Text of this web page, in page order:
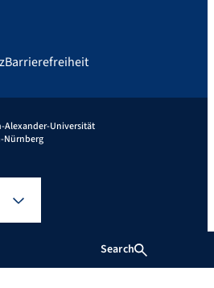
Search
Barrierefreiheit
Alexander-Universität
Nürnberg